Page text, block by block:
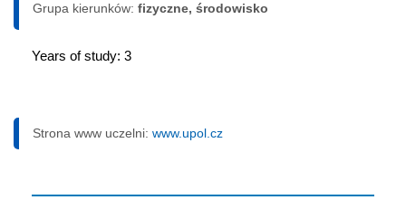
Grupa kierunków: fizyczne, środowisko
Years of study: 3
Strona www uczelni: www.upol.cz